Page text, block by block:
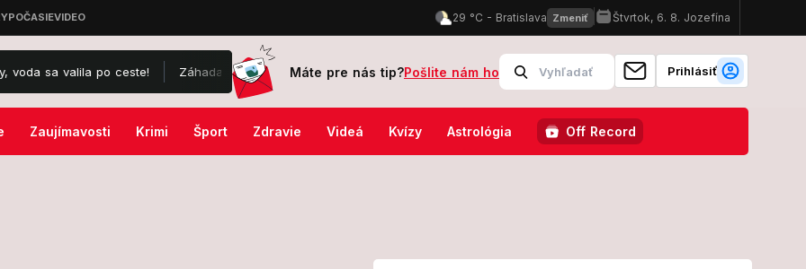
po ceste! Záhada okolo drámy na kúpalisku v Diakovciach: V nemocnici skončilo 8 ľudí! FOTO Pozrite, v čom sa ukázal Karol
Máte pre nás tip?Pošlite nám ho Prihlásiť
Zaujímavosti Krimi Šport Zdravie Videá Kvízy Astrológia Off Record